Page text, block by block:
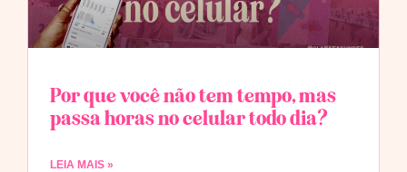
Por que você não tem tempo, mas
passa horas no celular todo dia?
LEIA MAIS »